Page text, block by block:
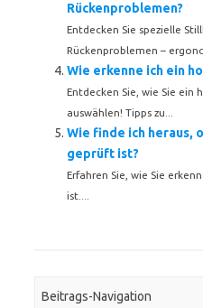
Rückenproblemen?
Entdecken Sie spezielle
Rückenproblemen –
Wie erkenne ich ein
Entdecken Sie, wie Sie ein
auswählen! Tipps zu...
Wie finde ich heraus,
geprüft ist?
Erfahren Sie, wie Sie
ist....
Beitrags-Navigation